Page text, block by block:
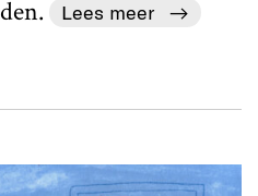
Lees meer